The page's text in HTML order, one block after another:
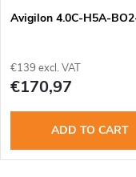
Avigilon 4.0C-H5A-
€139 excl. VAT
€170,97
ADD TO CART